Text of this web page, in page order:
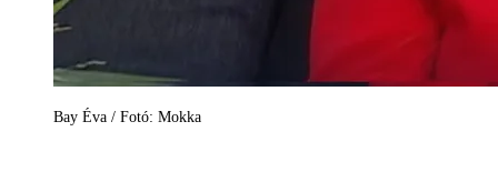
Bay Éva / Fotó: Mokka